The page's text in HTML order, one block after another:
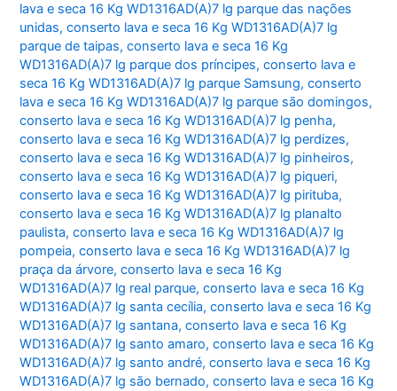
lava e seca 16 Kg WD1316AD(A)7 lg parque das nações
unidas,conserto lava e seca 16 Kg WD1316AD(A)7 lg
parque de taipas,conserto lava e seca 16 Kg
WD1316AD(A)7 lg parque dos príncipes,conserto lava e
seca 16 Kg WD1316AD(A)7 lg parque Samsung,conserto
lava e seca 16 Kg WD1316AD(A)7 lg parque são domingos,
conserto lava e seca 16 Kg WD1316AD(A)7 lg penha,
conserto lava e seca 16 Kg WD1316AD(A)7 lg perdizes,
conserto lava e seca 16 Kg WD1316AD(A)7 lg pinheiros,
conserto lava e seca 16 Kg WD1316AD(A)7 lg piqueri,
conserto lava e seca 16 Kg WD1316AD(A)7 lg pirituba,
conserto lava e seca 16 Kg WD1316AD(A)7 lg planalto
paulista,conserto lava e seca 16 Kg WD1316AD(A)7 lg
pompeia,conserto lava e seca 16 Kg WD1316AD(A)7 lg
praça da árvore,conserto lava e seca 16 Kg
WD1316AD(A)7 lg real parque,conserto lava e seca 16 Kg
WD1316AD(A)7 lg santa cecília,conserto lava e seca 16 Kg
WD1316AD(A)7 lg santana,conserto lava e seca 16 Kg
WD1316AD(A)7 lg santo amaro,conserto lava e seca 16 Kg
WD1316AD(A)7 lg santo andré,conserto lava e seca 16 Kg
WD1316AD(A)7 lg são bernado,conserto lava e seca 16 Kg